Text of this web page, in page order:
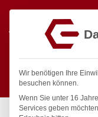
Wir benötigen Ihre
besuchen können.
Wenn Sie unter 16
Services geben